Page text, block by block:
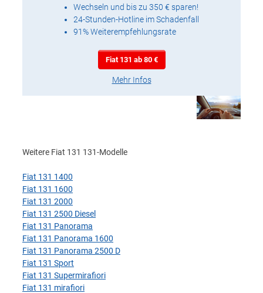
Wechseln und bis zu 350 € sparen!
24-Stunden-Hotline im Schadenfall
91% Weiterempfehlungsrate
Fiat 131 ab 80 €
Mehr Infos
Weitere Fiat 131 131-Modelle
Fiat 131 1400
Fiat 131 1600
Fiat 131 2000
Fiat 131 2500 Diesel
Fiat 131 Panorama
Fiat 131 Panorama 1600
Fiat 131 Panorama 2500 D
Fiat 131 Sport
Fiat 131 Supermirafiori
Fiat 131 mirafiori